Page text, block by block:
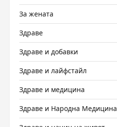
За жената
Здраве
Здраве и добавки
Здраве и лайфстайл
Здраве и медицина
Здраве и Народна Медицина